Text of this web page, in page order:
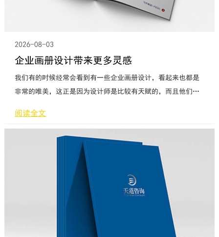
2026-08-03
企业画册设计带来更多灵感
我们有的时候经常会看到有一些企业画册设计，看起来也都是
非常的唯美，这正是因为设计师是比较有天赋的，而且他们会
有人能够直接看完的，所以说现在有很多的朋友们，也都是在
来了解一下这种画册带来的帮助，如果我们也想对产品进行宣
传的话，这样的办法也都是非常不错的，因为有一些人们，他
们看到有些文字会觉得非
阅读全文